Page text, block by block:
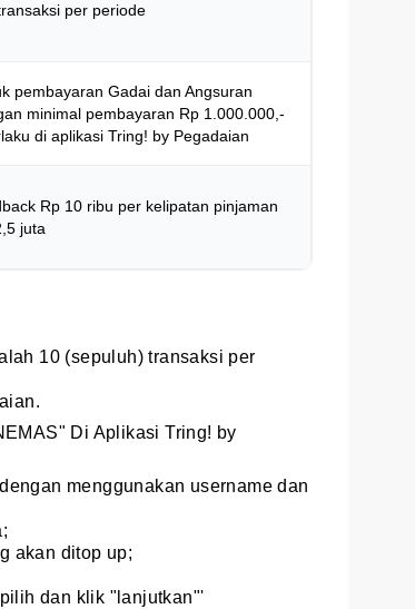
per periode
pembayaran Gadai dan Angsuran
minimal pembayaran Rp 1.000.000,-
di aplikasi Tring! by Pegadaian
Rp 10 ribu per kelipatan pinjaman
juta
10 (sepuluh) transaksi per
Di Aplikasi Tring! by
menggunakan username dan
akan ditop up;
dan klik "lanjutkan"'